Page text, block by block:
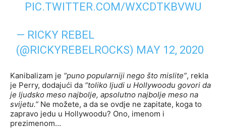
PIC.TWITTER.COM/WXCDTKBVWU
— RICKY REBEL
(@RICKYREBELROCKS) MAY 12, 2020
Kanibalizam je “puno popularniji nego što mislite”, rekla
je Perry, dodajući da “toliko ljudi u Hollywoodu govori da
je ljudsko meso najbolje, apsolutno najbolje meso na
svijetu.” Ne možete, a da se ovdje ne zapitate, koga to
zapravo jedu u Hollywoodu? Ono, imenom i
prezimenom…